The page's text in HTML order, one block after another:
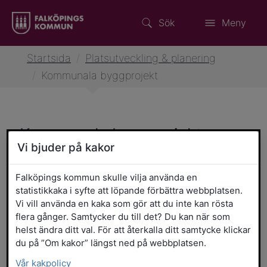
Sök Meny
Startsida
Platsutveckling & planering
Kommunala byggprojekt
Kommunala byggprojekt
Falköping växer och utvecklas. Här kan du
läsa om de större byggprojekten
kommunen håller i.
Avslutade projekt
Vi bjuder på kakor
Falköpings kommun skulle vilja använda en
statistikkaka i syfte att löpande förbättra webbplatsen.
Vi vill använda en kaka som gör att du inte kan rösta
flera gånger. Samtycker du till det? Du kan när som
helst ändra ditt val. För att återkalla ditt samtycke klickar
du på ”Om kakor” längst ned på webbplatsen.
Vår kakpolicy